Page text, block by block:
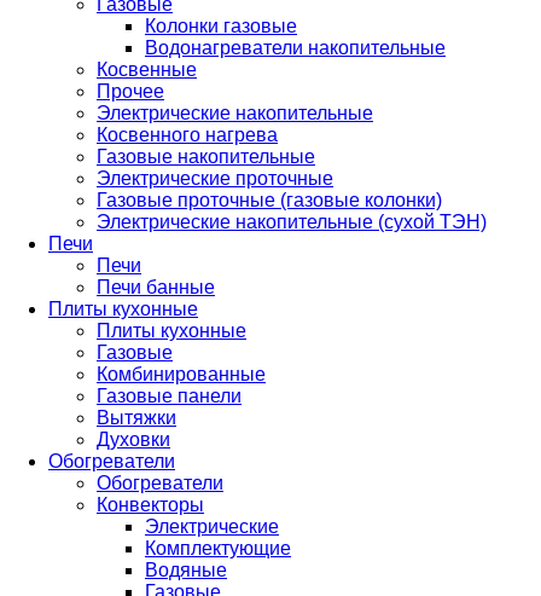
Газовые
Колонки газовые
Водонагреватели накопительные
Косвенные
Прочее
Электрические накопительные
Косвенного нагрева
Газовые накопительные
Электрические проточные
Газовые проточные (газовые колонки)
Электрические накопительные (сухой ТЭН)
Печи
Печи
Печи банные
Плиты кухонные
Плиты кухонные
Газовые
Комбинированные
Газовые панели
Вытяжки
Духовки
Обогреватели
Обогреватели
Конвекторы
Электрические
Комплектующие
Водяные